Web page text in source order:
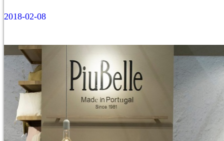
2018-02-08